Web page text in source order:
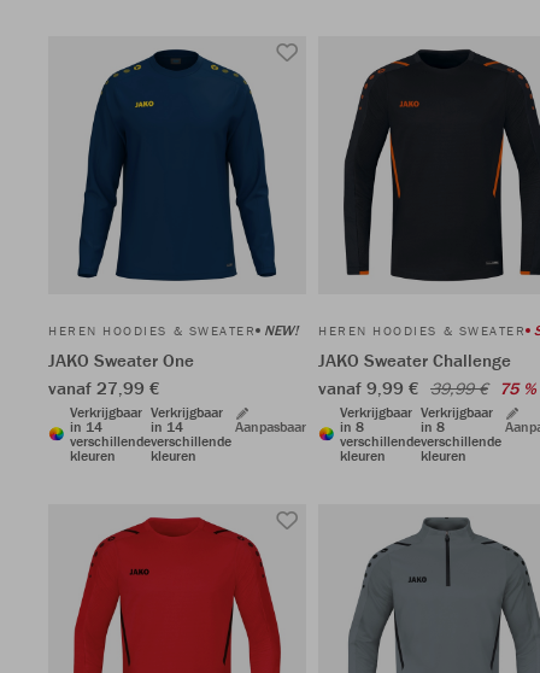
HEREN HOODIES & SWEATER NEW!
JAKO Sweater One
vanaf 27,99 €
Verkrijgbaar
in 14
verschillende
kleuren
Verkrijgbaar
in 14
verschillende
kleuren
Aanpasbaar
HEREN HOODIES & SWEATER
JAKO Sweater Challenge
vanaf 9,99 € 39,99 € 75 %
Verkrijgbaar
in 8
verschillende
kleuren
Verkrijgbaar
in 8
verschillende
kleuren